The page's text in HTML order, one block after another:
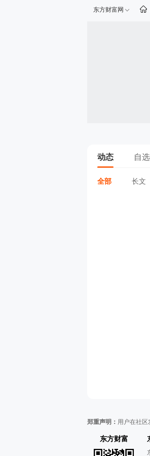
东方财富网
动态 自选
全部 长文
郑重声明： 用户在社区
东方财富